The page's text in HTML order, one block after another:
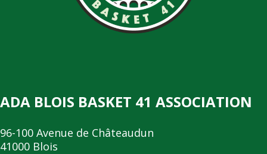
ADA BLOIS BASKET 41 ASSOCIATION
96-100 Avenue de Châteaudun
41000 Blois